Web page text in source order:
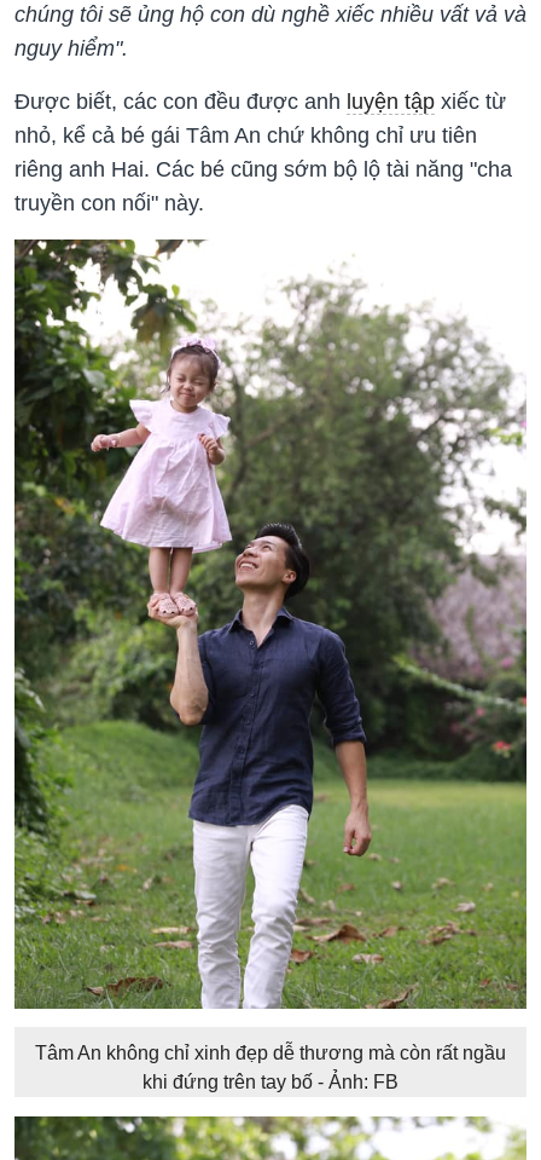
chúng tôi sẽ ủng hộ con dù nghề xiếc nhiều vất vả và
nguy hiểm".
Được biết, các con đều được anh luyện tập xiếc từ
nhỏ, kể cả bé gái Tâm An chứ không chỉ ưu tiên
riêng anh Hai. Các bé cũng sớm bộ lộ tài năng "cha
truyền con nối" này.
Tâm An không chỉ xinh đẹp dễ thương mà còn rất ngầu
khi đứng trên tay bố - Ảnh: FB